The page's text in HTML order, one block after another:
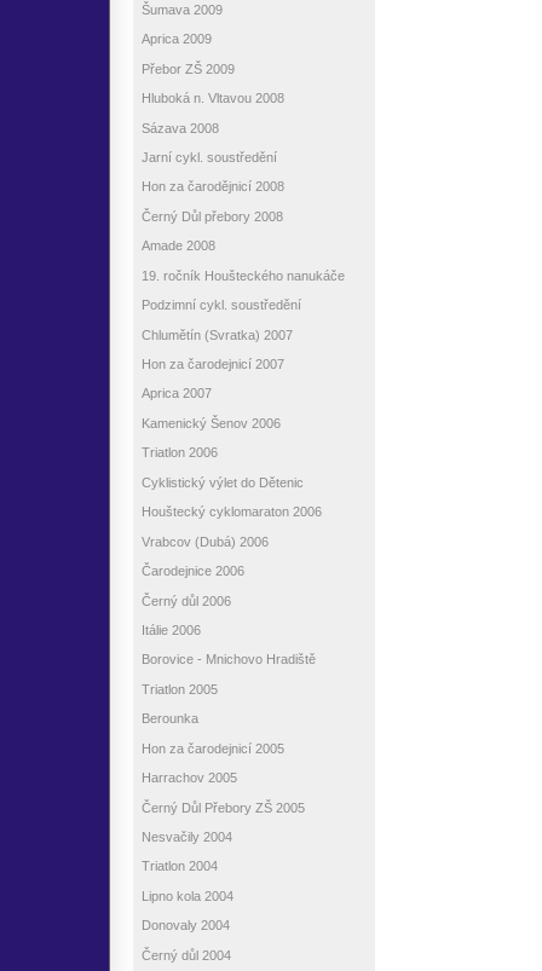
Šumava 2009
Aprica 2009
Přebor ZŠ 2009
Hluboká n. Vltavou 2008
Sázava 2008
Jarní cykl. soustředění
Hon za čarodějnicí 2008
Černý Důl přebory 2008
Amade 2008
19. ročník Houšteckého nanukáče
Podzimní cykl. soustředění
Chlumětín (Svratka) 2007
Hon za čarodejnicí 2007
Aprica 2007
Kamenický Šenov 2006
Triatlon 2006
Cyklistický výlet do Dětenic
Houštecký cyklomaraton 2006
Vrabcov (Dubá) 2006
Čarodejnice 2006
Černý důl 2006
Itálie 2006
Borovice - Mnichovo Hradiště
Triatlon 2005
Berounka
Hon za čarodejnicí 2005
Harrachov 2005
Černý Důl Přebory ZŠ 2005
Nesvačily 2004
Triatlon 2004
Lipno kola 2004
Donovaly 2004
Černý důl 2004